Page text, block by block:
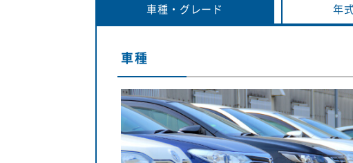
車種・ グレード 年
車種